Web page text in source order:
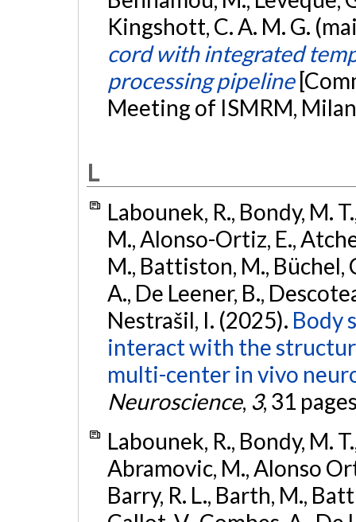
Kingshott, C. A. M. G.
cord with integrated
processing pipeline
Meeting of ISMRM,
L
Labounek, R., Bondy, M.
M., Alonso-Ortiz, E.,
M., Battiston, M., Büchel,
A., De Leener, B.,
Nestrašil, I. (2025). Body
interact with the
multi-center in vivo
Neuroscience, 3, 31
Labounek, R., Bondy, M.
Abramovic, M., Alonso
Barry, R. L., Barth, M.,